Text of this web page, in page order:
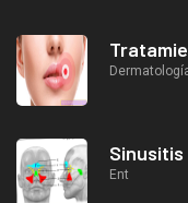
Sinusitis
Ent